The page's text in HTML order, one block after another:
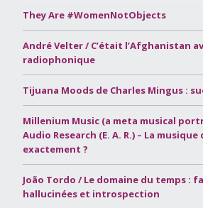
They Are #WomenNotObjects
André Velter / C’était l’Afghanistan
radiophonique
Tijuana Moods de Charles Mingus :
Millenium Music (a meta musical
Audio Research (E. A. R.) – La
exactement ?
João Tordo / Le domaine du temps :
hallucinées et introspection